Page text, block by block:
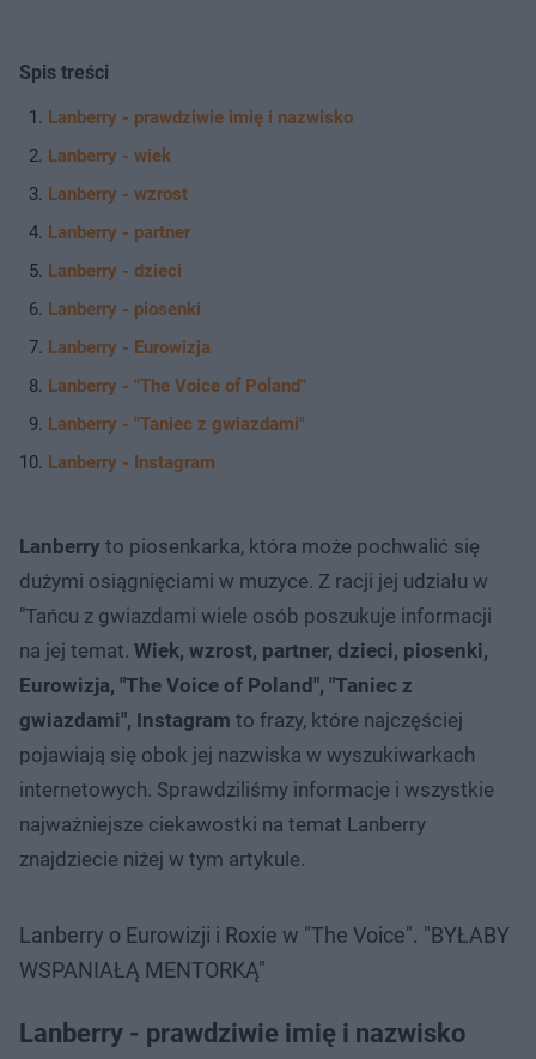
Spis treści
Lanberry - prawdziwie imię i nazwisko
Lanberry - wiek
Lanberry - wzrost
Lanberry - partner
Lanberry - dzieci
Lanberry - piosenki
Lanberry - Eurowizja
Lanberry - "The Voice of Poland"
Lanberry - "Taniec z gwiazdami"
Lanberry - Instagram
Lanberry to piosenkarka, która może pochwalić się
dużymi osiągnięciami w muzyce. Z racji jej udziału w
"Tańcu z gwiazdami wiele osób poszukuje informacji
na jej temat. Wiek, wzrost, partner, dzieci, piosenki,
Eurowizja, "The Voice of Poland", "Taniec z
gwiazdami", Instagram to frazy, które najczęściej
pojawiają się obok jej nazwiska w wyszukiwarkach
internetowych. Sprawdziliśmy informacje i wszystkie
najważniejsze ciekawostki na temat Lanberry
znajdziecie niżej w tym artykule.
Lanberry o Eurowizji i Roxie w "The Voice". "BYŁABY
WSPANIAŁĄ MENTORKĄ"
Lanberry - prawdziwie imię i nazwisko